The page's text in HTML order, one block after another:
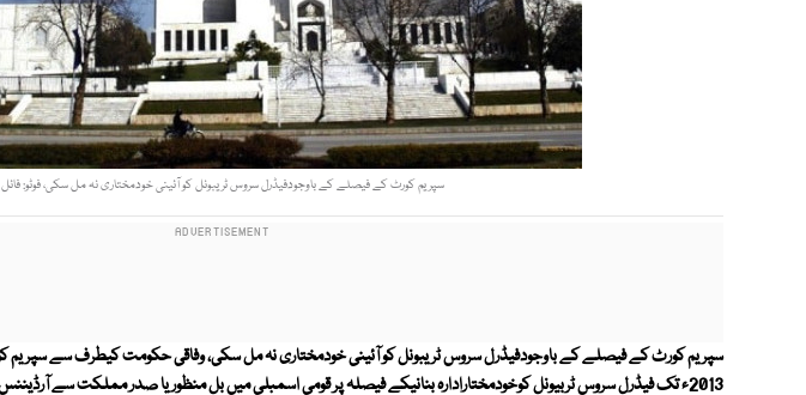
سپریم کورٹ کے فیصلے کے باوجودفیڈرل سروس ٹریبونل کو آئینی خودمختاری نہ مل سکی، فوٹو: فائل
2013ء تک فیڈرل سروس ٹربیونل کوخودمختارادارہ بنانیکے فیصلہ پر قومی اسمبلی میں بل منظوریا صدر مملکت سے آرڈیننس جاری نہ ہوسکا۔